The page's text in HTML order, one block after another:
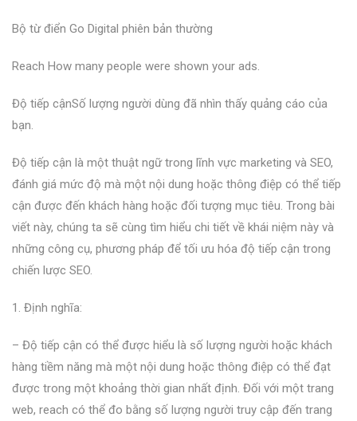
Bộ từ điển Go Digital phiên bản thường
Reach How many people were shown your ads.
Độ tiếp cậnSố lượng người dùng đã nhìn thấy quảng cáo của
bạn.
Độ tiếp cận là một thuật ngữ trong lĩnh vực marketing và SEO,
đánh giá mức độ mà một nội dung hoặc thông điệp có thể tiếp
cận được đến khách hàng hoặc đối tượng mục tiêu. Trong bài
viết này, chúng ta sẽ cùng tìm hiểu chi tiết về khái niệm này và
những công cụ, phương pháp để tối ưu hóa độ tiếp cận trong
chiến lược SEO.
1. Định nghĩa:
– Độ tiếp cận có thể được hiểu là số lượng người hoặc khách
hàng tiềm năng mà một nội dung hoặc thông điệp có thể đạt
được trong một khoảng thời gian nhất định. Đối với một trang
web, reach có thể đo bằng số lượng người truy cập đến trang